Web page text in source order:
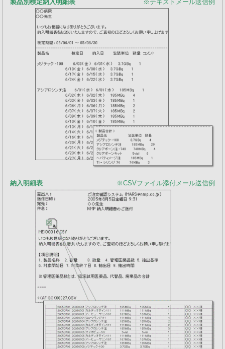
製品別検定納入明細表 ※テキストメール送信例
納入明細表 ※CSVファイル添付メール送信例